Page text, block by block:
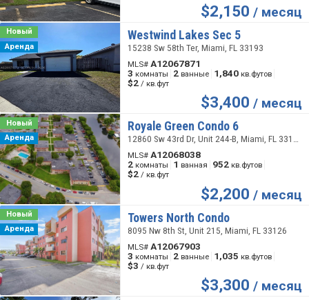
$2,150 / месяц
Новый
Аренда
Westwind Lakes Sec 5
15238 Sw 58th Ter, Miami, FL 33193
MLS#A12067871
3 комнаты 2 ванные 1,840 кв.футов
$2 / кв.фут
$3,400 / месяц
Новый
Аренда
Royale Green Condo 6
12860 Sw 43rd Dr, Unit 244-B, Miami, FL 33175
MLS#A12068038
2 комнаты 1 ванная 952 кв.футов
$2 / кв.фут
$2,200 / месяц
Новый
Аренда
Towers North Condo
8095 Nw 8th St, Unit 215, Miami, FL 33126
MLS#A12067903
3 комнаты 2 ванные 1,035 кв.футов
$3 / кв.фут
$3,300 / месяц